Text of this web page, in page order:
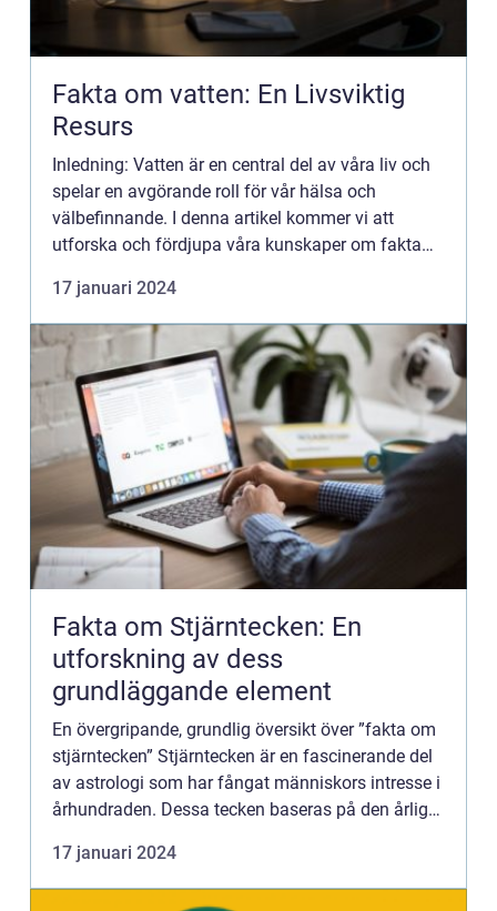
Fakta om vatten: En Livsviktig
Resurs
Inledning: Vatten är en central del av våra liv och
spelar en avgörande roll för vår hälsa och
välbefinnande. I denna artikel kommer vi att
utforska och fördjupa våra kunskaper om fakta
popularitet, ti...
17 januari 2024
Fakta om Stjärntecken: En
utforskning av dess
grundläggande element
En övergripande, grundlig översikt över ”fakta om
stjärntecken” Stjärntecken är en fascinerande del
av astrologi som har fångat människors intresse i
århundraden. Dessa tecken baseras på den årliga
17 januari 2024